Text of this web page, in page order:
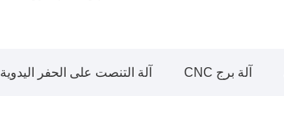
آلة برج CNC آلة التنصت على الحفر اليدوية